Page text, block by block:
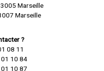
Marseille
Marseille
?
08 11
10 84
10 87